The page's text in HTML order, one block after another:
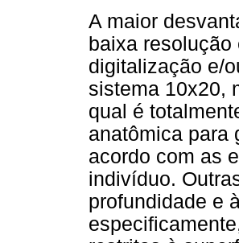
A maior
baixa
digitalização e/
sistema 10x20,
qual é
anatômica para
acordo com as
indivíduo.
profundidade e